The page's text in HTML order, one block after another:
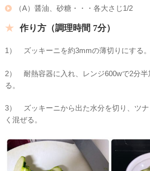
（A）醤油、砂糖・・・各大さじ1/2
作り方（調理時間 7分）
1） ズッキーニを約3mmの薄切りにする。
2） 耐熱容器に入れ、レンジ600wで2分半
る。
3） ズッキーニから出た水分を切り、ツナ
く混ぜる。